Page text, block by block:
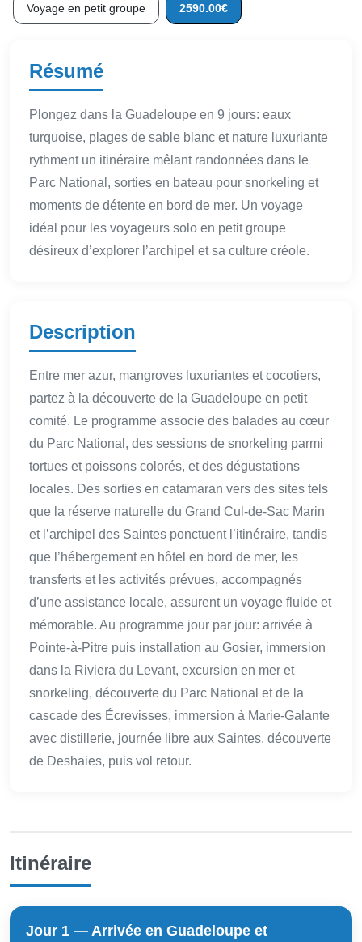
Voyage en petit groupe 2590.00€
Résumé
Plongez dans la Guadeloupe en 9 jours: eaux
turquoise, plages de sable blanc et nature luxuriante
rythment un itinéraire mêlant randonnées dans le
Parc National, sorties en bateau pour snorkeling et
moments de détente en bord de mer. Un voyage
idéal pour les voyageurs solo en petit groupe
désireux d’explorer l’archipel et sa culture créole.
Description
Entre mer azur, mangroves luxuriantes et cocotiers,
partez à la découverte de la Guadeloupe en petit
comité. Le programme associe des balades au cœur
du Parc National, des sessions de snorkeling parmi
tortues et poissons colorés, et des dégustations
locales. Des sorties en catamaran vers des sites tels
que la réserve naturelle du Grand Cul-de-Sac Marin
et l’archipel des Saintes ponctuent l’itinéraire, tandis
que l’hébergement en hôtel en bord de mer, les
transferts et les activités prévues, accompagnés
d’une assistance locale, assurent un voyage fluide et
mémorable. Au programme jour par jour: arrivée à
Pointe-à-Pitre puis installation au Gosier, immersion
dans la Riviera du Levant, excursion en mer et
snorkeling, découverte du Parc National et de la
cascade des Écrevisses, immersion à Marie-Galante
avec distillerie, journée libre aux Saintes, découverte
de Deshaies, puis vol retour.
Itinéraire
Jour 1 — Arrivée en Guadeloupe et